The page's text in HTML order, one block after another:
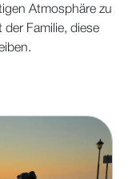
Atmosphäre zu
Familie, diese